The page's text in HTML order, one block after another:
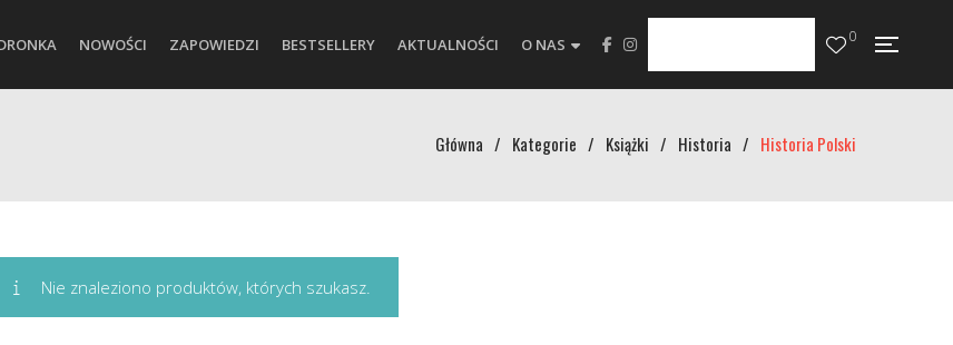
NOWOŚCI ZAPOWIEDZI BESTSELLERY AKTUALNOŚCI O NAS 0
Główna / Kategorie / Książki / Historia / Historia Polski
Nie znaleziono produktów, których szukasz.